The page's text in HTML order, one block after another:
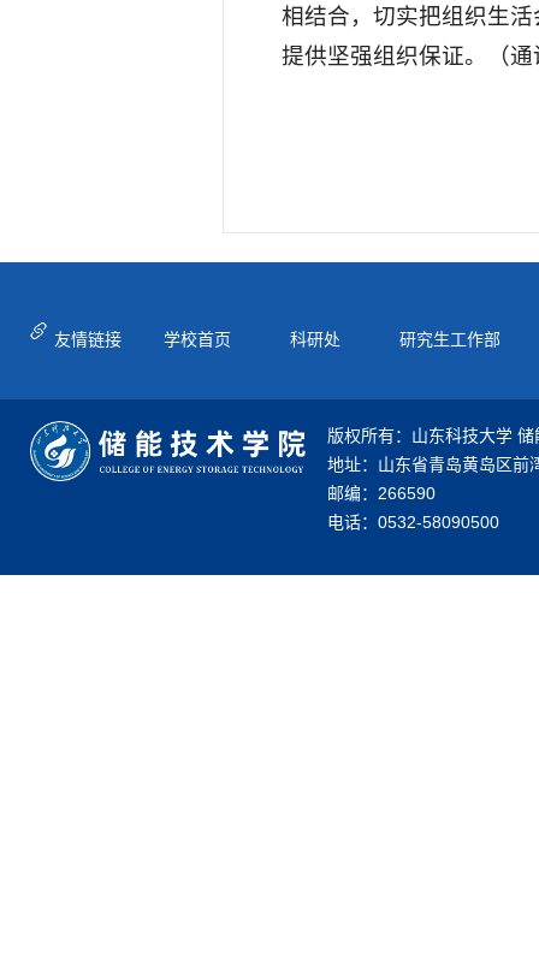
相结合，切实把组织生
提供坚强组织保证。（
友情链接 学校首页 科研处 研究生工作部
版权所有：山东科技大学
地址：山东省青岛黄岛区前
邮编：266590
电话：0532-58090500